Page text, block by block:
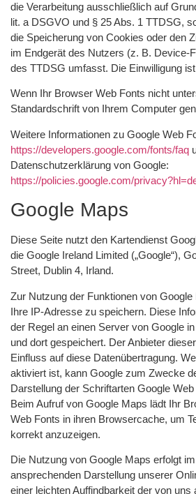
die Verarbeitung ausschließlich auf
lit. a DSGVO und § 25 Abs. 1 TTDSG,
die Speicherung von Cookies oder den
im Endgerät des Nutzers (z. B. Device-
des TTDSG umfasst. Die Einwilligung
Wenn Ihr Browser Web Fonts nicht
Standardschrift von Ihrem Computer
Weitere Informationen zu Google Web
https://developers.google.com/fonts/faq
Datenschutzerklärung von Google:
https://policies.google.com/
Google Maps
Diese Seite nutzt den Kartendienst
die Google Ireland Limited („Google“),
Street, Dublin 4, Irland.
Zur Nutzung der Funktionen von
Ihre IP-Adresse zu speichern. Diese
der Regel an einen Server von Google
und dort gespeichert. Der Anbieter
Einfluss auf diese Datenübertragung.
aktiviert ist, kann Google zum Zwecke
Darstellung der Schriftarten Google
Beim Aufruf von Google Maps lädt Ihr
Web Fonts in ihren Browsercache, um
korrekt anzuzeigen.
Die Nutzung von Google Maps erfolgt
ansprechenden Darstellung unserer
einer leichten Auffindbarkeit der von uns